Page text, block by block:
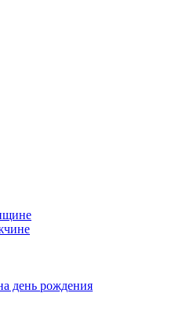
день рождения